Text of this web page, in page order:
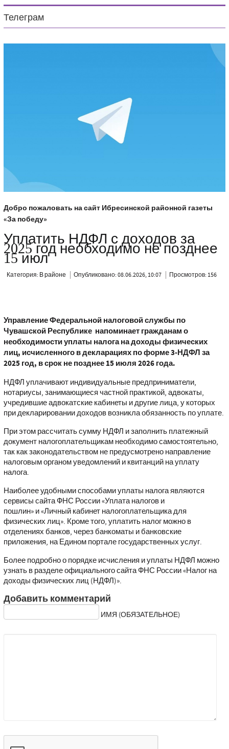
Телеграм
Добро пожаловать на сайт Ибресинской районной газеты
«За победу»
Уплатить НДФЛ с доходов за
2025 год необходимо не позднее
15 июл
Категория: В районе Опубликовано: 08.06.2026, 10:07 Просмотров: 156
Управление Федеральной налоговой службы по
Чувашской Республике напоминает гражданам о
необходимости уплаты налога на доходы физических
лиц, исчисленного в декларациях по форме 3-НДФЛ за
2025 год, в срок не позднее 15 июля 2026 года.
НДФЛ уплачивают индивидуальные предприниматели,
нотариусы, занимающиеся частной практикой, адвокаты,
учредившие адвокатские кабинеты и другие лица, у которых
при декларировании доходов возникла обязанность по уплате.
При этом рассчитать сумму НДФЛ и заполнить платежный
документ налогоплательщикам необходимо самостоятельно,
так как законодательством не предусмотрено направление
налоговым органом уведомлений и квитанций на уплату
налога.
Наиболее удобными способами уплаты налога являются
сервисы сайта ФНС России «Уплата налогов и
пошлин» и «Личный кабинет налогоплательщика для
физических лиц». Кроме того, уплатить налог можно в
отделениях банков, через банкоматы и банковские
приложения, на Едином портале государственных услуг.
Более подробно о порядке исчисления и уплаты НДФЛ можно
узнать в разделе официального сайта ФНС России «Налог на
доходы физических лиц (НДФЛ)».
Добавить комментарий
ИМЯ (ОБЯЗАТЕЛЬНОЕ)